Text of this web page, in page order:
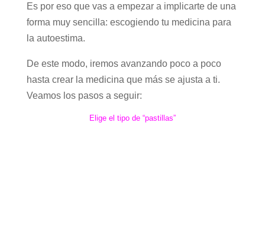
Es por eso que vas a empezar a implicarte de una
forma muy sencilla: escogiendo tu medicina para
la autoestima.
De este modo, iremos avanzando poco a poco
hasta crear la medicina que más se ajusta a ti.
Veamos los pasos a seguir:
Elige el tipo de “pastillas”